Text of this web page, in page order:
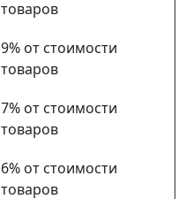
товаров
9% от стоимости
товаров
7% от стоимости
товаров
6% от стоимости
товаров